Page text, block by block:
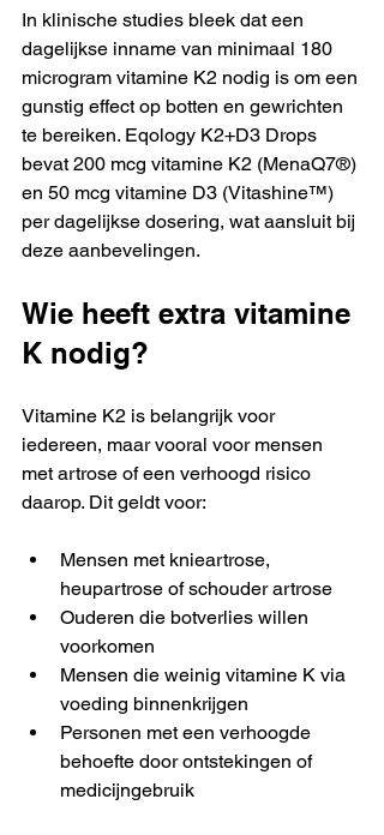
In klinische studies bleek dat een
dagelijkse inname van minimaal 180
microgram vitamine K2 nodig is om een
gunstig effect op botten en gewrichten
te bereiken. Eqology K2+D3 Drops
bevat 200 mcg vitamine K2 (MenaQ7®)
en 50 mcg vitamine D3 (Vitashine™)
per dagelijkse dosering, wat aansluit bij
deze aanbevelingen.
Wie heeft extra vitamine
K nodig?
Vitamine K2 is belangrijk voor
iedereen, maar vooral voor mensen
met artrose of een verhoogd risico
daarop. Dit geldt voor:
Mensen met knieartrose,
heupartrose of schouder artrose
Ouderen die botverlies willen
voorkomen
Mensen die weinig vitamine K via
voeding binnenkrijgen
Personen met een verhoogde
behoefte door ontstekingen of
medicijngebruik